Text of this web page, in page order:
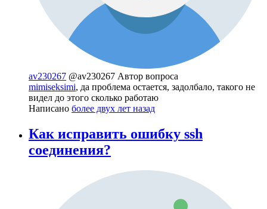
av230267 @av230267 Автор вопроса
mimiseksimi, да проблема остается, задолбало, такого не
видел до этого сколько работаю
Написано более двух лет назад
Как исправить ошибку ssh
соединения?